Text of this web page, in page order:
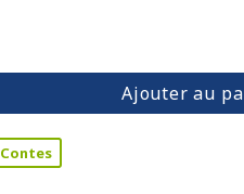
Ajouter au
Contes